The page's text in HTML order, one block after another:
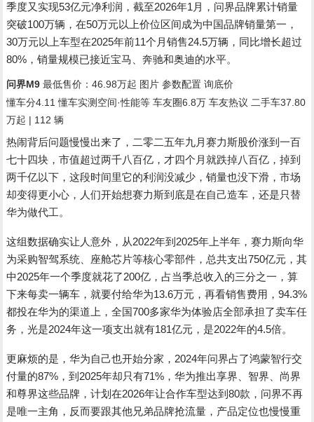
季度又实现53亿元净利润，截至2026年1月，问界品牌累计销量
突破100万辆，在50万元以上价位区间成为中国品牌销量第一，
30万元以上车型在2025年前11个月销售24.5万辆，同比增长超过
80%，销量规模已接近宝马、奔驰和奥迪的水平。
问界M9 最低售价：46.98万起 图片 参数配置 询底价
懂车分4.11 懂车实测 空间·性能等 车友圈6.8万 车友热议 二手车37.80
万起 | 112 辆
热闹背后问题慢慢出来了，二零二五年九月赛力斯股价涨到一百
七十四块，市值超过两千八百亿，才四个月就跌掉八百亿，掉到
两千亿以下，这段时间里它的利润没减少，销量也没下滑，市场
却变得更小心，人们开始想赛力斯到底是在自己造车，还是只替
华为做代工。
这组数据确实让人意外，从2022年到2025年上半年，赛力斯向华
为采购智驾系统、座舱芯片等核心零部件，总共支出750亿元，其
中2025年一个季度就花了200亿，占当季总收入的三分之一，算
下来每卖一辆车，就要付给华为13.6万元，再看销售费用，94.3%
都投在华为的渠道上，全国700多家华为体验店全部承担了卖车任
务，光是2024年这一项支出就有181亿元，是2022年的4.5倍。
更麻烦的是，华为自己也开始分家，2024年问界占了鸿蒙智行交
付量的87%，到2025年却只有71%，华为推出享界、智界、尚界
和尊界这些品牌，计划在2026年让合作车型达到80款，问界不再
是唯一主角，反而要跟其他兄弟品牌抢流量，产品定位也慢慢重